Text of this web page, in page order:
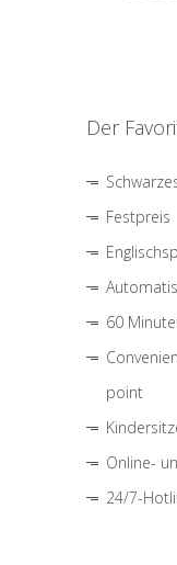
Der
Festpreis
60
point
Online-
24/7-